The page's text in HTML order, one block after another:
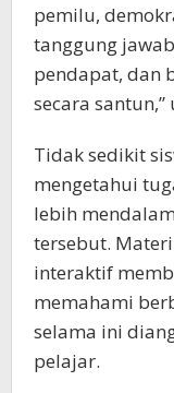
pemilu,
tanggung
pendapat, dan
secara
Tidak sedikit
mengetahui
lebih
tersebut.
interaktif
memahami
selama ini
pelajar.